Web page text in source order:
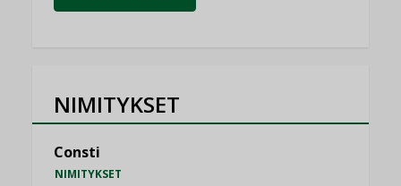
NIMITYKSET
Consti
NIMITYKSET